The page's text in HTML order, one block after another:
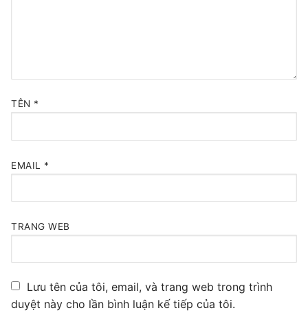
FXO VoIP Gateway
E1 / T1 / PRI VoIP Gateway
PRI VoIP Gateway TE200
TÊN *
EMAIL *
TRANG WEB
Lưu tên của tôi, email, và trang web trong trình
duyệt này cho lần bình luận kế tiếp của tôi.